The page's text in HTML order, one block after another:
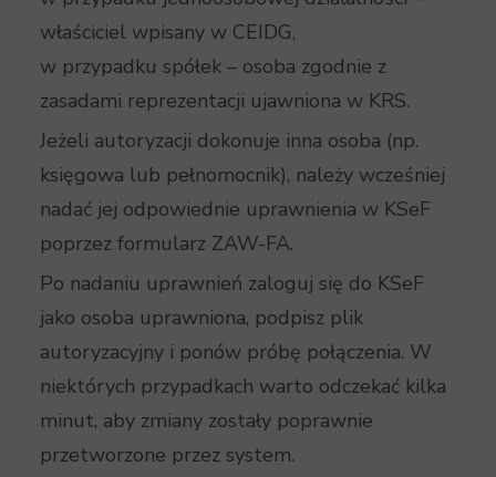
właściciel wpisany w CEIDG,
w przypadku spółek – osoba zgodnie z
zasadami reprezentacji ujawniona w KRS.
Jeżeli autoryzacji dokonuje inna osoba (np.
księgowa lub pełnomocnik), należy wcześniej
nadać jej odpowiednie uprawnienia w KSeF
poprzez formularz ZAW-FA.
Po nadaniu uprawnień zaloguj się do KSeF
jako osoba uprawniona, podpisz plik
autoryzacyjny i ponów próbę połączenia. W
niektórych przypadkach warto odczekać kilka
minut, aby zmiany zostały poprawnie
przetworzone przez system.